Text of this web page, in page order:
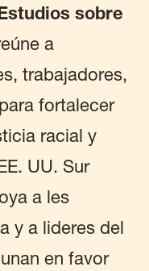
sobre
a
trabajadores,
fortalecer
racial y
UU. Sur
a les
y a lideres del
en favor